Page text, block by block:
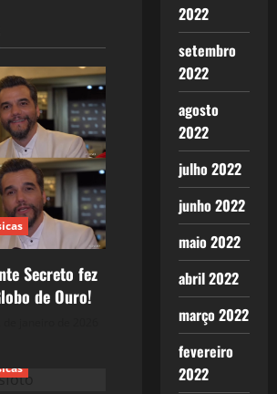
Secreto fez
de Ouro!
2022
setembro
2022
agosto
2022
julho 2022
junho 2022
maio 2022
abril 2022
março 2022
fevereiro
2022